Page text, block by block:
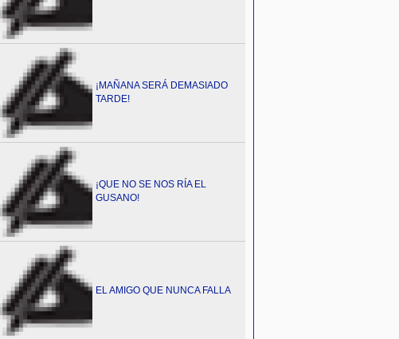
¡MAÑANA SERÁ DEMASIADO
TARDE!
¡QUE NO SE NOS RÍA EL
GUSANO!
EL AMIGO QUE NUNCA FALLA